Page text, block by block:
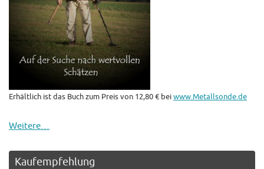
Erhältlich ist das Buch zum Preis von 12,80 € beiwww.Metallsonde.de
Weitere…
Kaufempfehlung